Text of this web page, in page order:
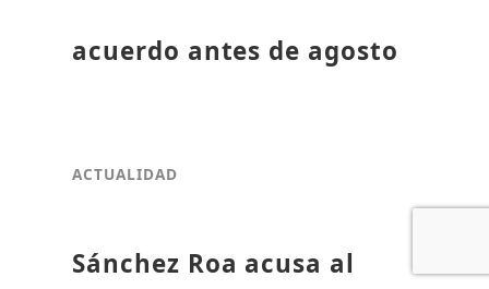
acuerdo antes de agosto
ACTUALIDAD
Sánchez Roa acusa al